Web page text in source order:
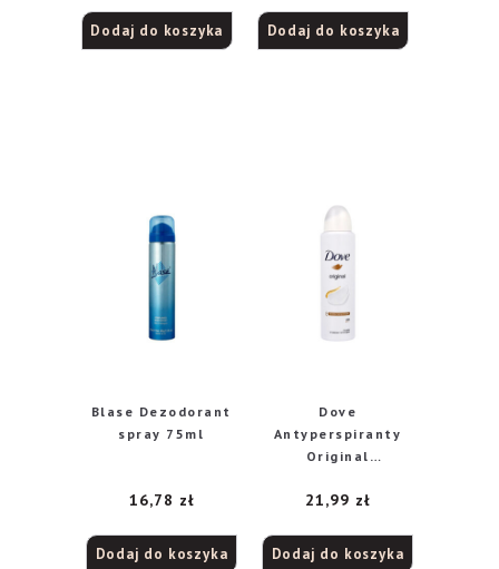
Dodaj do koszyka Dodaj do koszyka
Blase Dezodorant
spray 75ml
16,78 zł
Dodaj do koszyka
Dove
Antyperspiranty
Original
aerozolu
21,99 zł
Dodaj do koszyka